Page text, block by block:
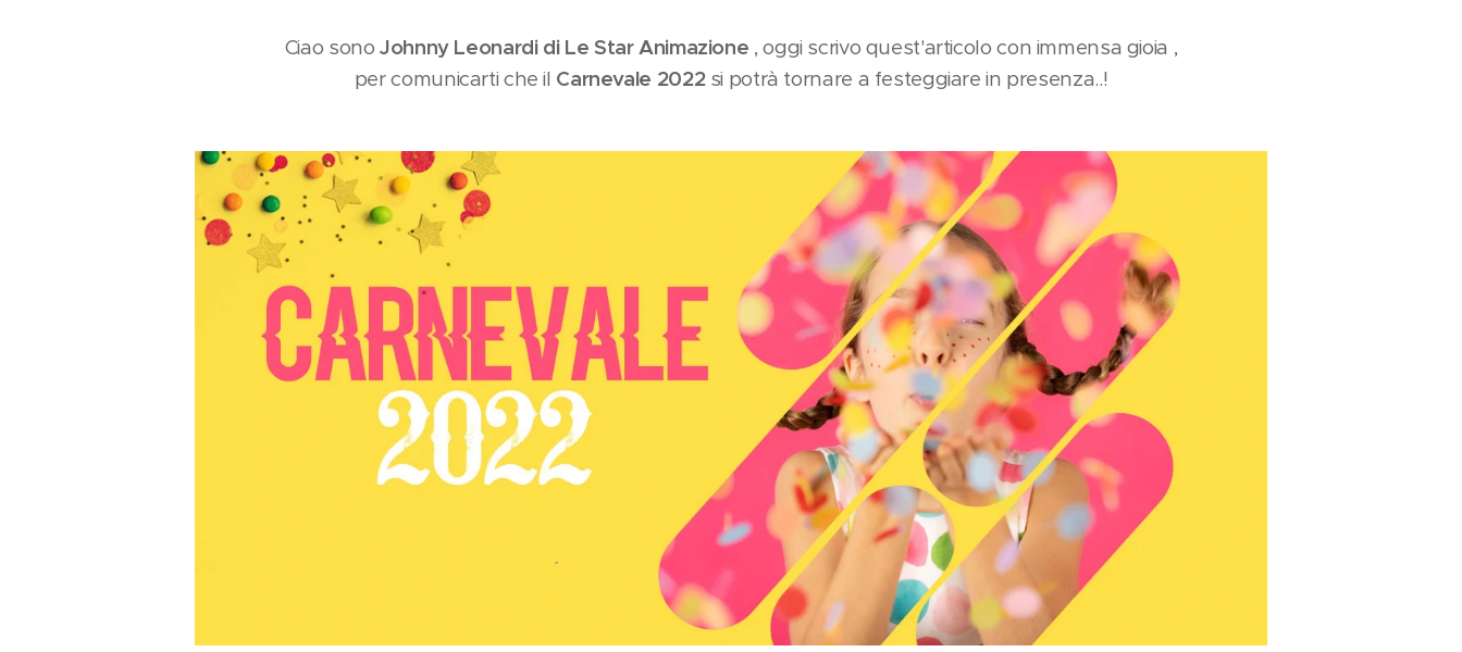
Ciao sonoJohnny Leonardi di Le Star Animazione , oggi scrivo quest'articolo con immensa gioia ,
per comunicarti che il Carnevale 2022si potrà tornare a festeggiare in presenza..!